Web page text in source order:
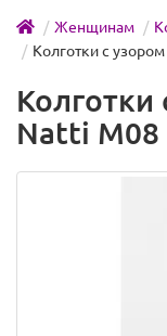
Женщинам
Колготки с
Колготки
Natti M08